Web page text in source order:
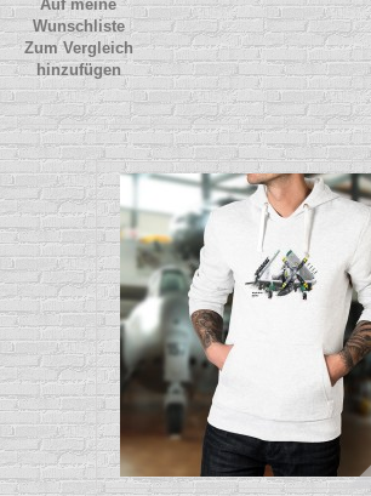
Auf meine
Wunschliste
Zum Vergleich
hinzufügen